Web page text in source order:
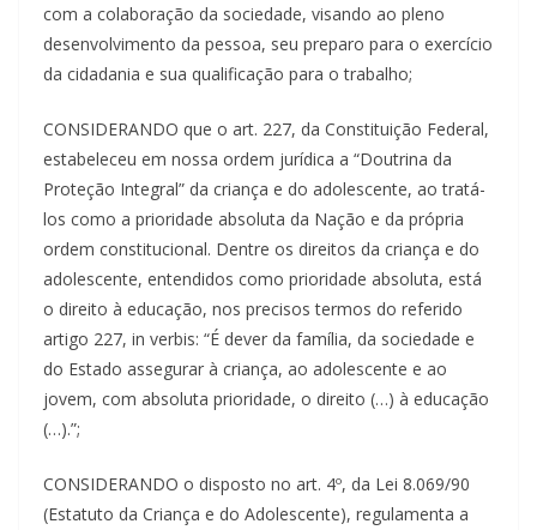
com a colaboração da sociedade, visando ao pleno
desenvolvimento da pessoa, seu preparo para o exercício
da cidadania e sua qualificação para o trabalho;
CONSIDERANDO que o art. 227, da Constituição Federal,
estabeleceu em nossa ordem jurídica a “Doutrina da
Proteção Integral” da criança e do adolescente, ao tratá-
los como a prioridade absoluta da Nação e da própria
ordem constitucional. Dentre os direitos da criança e do
adolescente, entendidos como prioridade absoluta, está
o direito à educação, nos precisos termos do referido
artigo 227, in verbis: “É dever da família, da sociedade e
do Estado assegurar à criança, ao adolescente e ao
jovem, com absoluta prioridade, o direito (…) à educação
(…).”;
CONSIDERANDO o disposto no art. 4º, da Lei 8.069/90
(Estatuto da Criança e do Adolescente), regulamenta a